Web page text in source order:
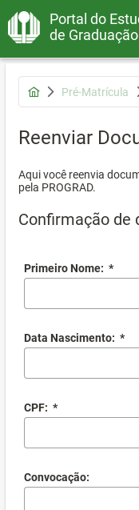
Portal do
de Graduação
Pré-Matrícula
Reenviar
Aqui você reenvia
pela PROGRAD.
Confirmação de
Primeiro Nome: *
Data Nascimento: *
CPF: *
Convocação: